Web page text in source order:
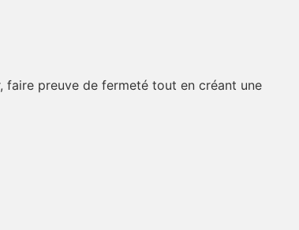
faire preuve de fermeté tout en créant une